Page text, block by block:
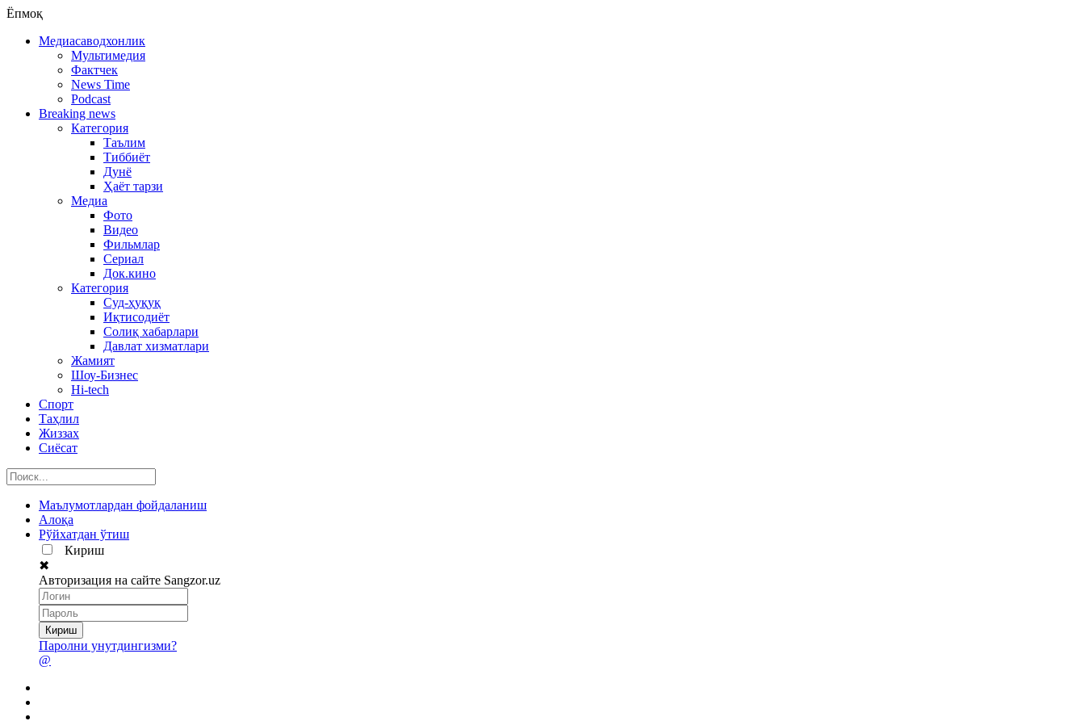
Ёпмоқ
Медиасаводхонлик
Мультимедия
Фактчек
News Time
Podcast
Breaking news
Категория
Таълим
Тиббиёт
Дунё
Ҳаёт тарзи
Медиа
Фото
Видео
Фильмлар
Сериал
Док.кино
Категория
Суд-ҳуқуқ
Иқтисодиёт
Солиқ хабарлари
Давлат хизматлари
Жамият
Шоу-Бизнес
Hi-tech
Спорт
Таҳлил
Жиззах
Сиёсат
Маълумотлардан фойдаланиш
Алоқа
Рўйхатдан ўтиш
Кириш
✖
Авторизация на сайте Sangzor.uz
Паролни унутдингизми?
@